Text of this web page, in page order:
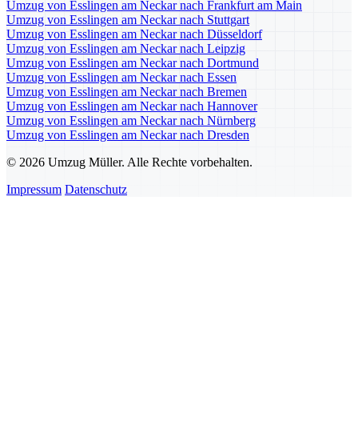
Umzug von Esslingen am Neckar nach Frankfurt am Main
Umzug von Esslingen am Neckar nach Stuttgart
Umzug von Esslingen am Neckar nach Düsseldorf
Umzug von Esslingen am Neckar nach Leipzig
Umzug von Esslingen am Neckar nach Dortmund
Umzug von Esslingen am Neckar nach Essen
Umzug von Esslingen am Neckar nach Bremen
Umzug von Esslingen am Neckar nach Hannover
Umzug von Esslingen am Neckar nach Nürnberg
Umzug von Esslingen am Neckar nach Dresden
© 2026 Umzug Müller. Alle Rechte vorbehalten.
Impressum Datenschutz